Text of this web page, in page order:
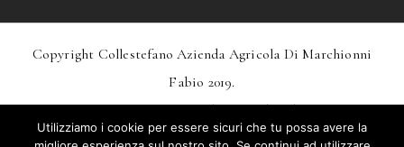
Copyright Collestefano Azienda Agricola Di Marchionni
Fabio 2019.
DesignMarkDesignStudio.itAndWebtoo.it
Privacy – Condizioni Generali Di Vendita
Utilizziamo i cookie per essere sicuri che tu possa avere la